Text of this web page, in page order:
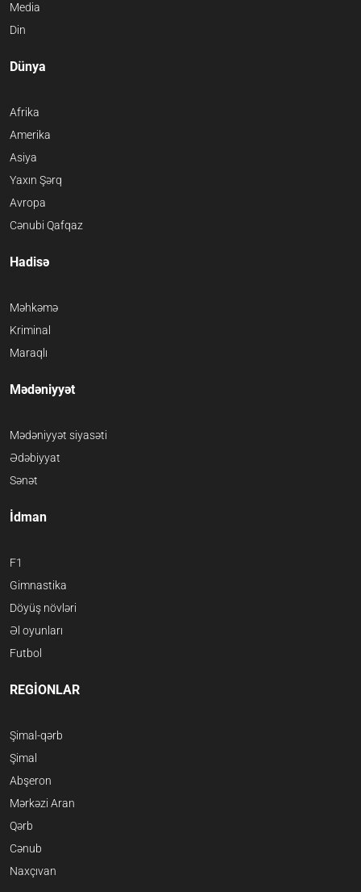
Media
Din
Dünya
Afrika
Amerika
Asiya
Yaxın Şərq
Avropa
Cənubi Qafqaz
Hadisə
Məhkəmə
Kriminal
Maraqlı
Mədəniyyət
Mədəniyyət siyasəti
Ədəbiyyat
Sənət
İdman
F1
Gimnastika
Döyüş növləri
Əl oyunları
Futbol
REGİONLAR
Şimal-qərb
Şimal
Abşeron
Mərkəzi Aran
Qərb
Cənub
Naxçıvan